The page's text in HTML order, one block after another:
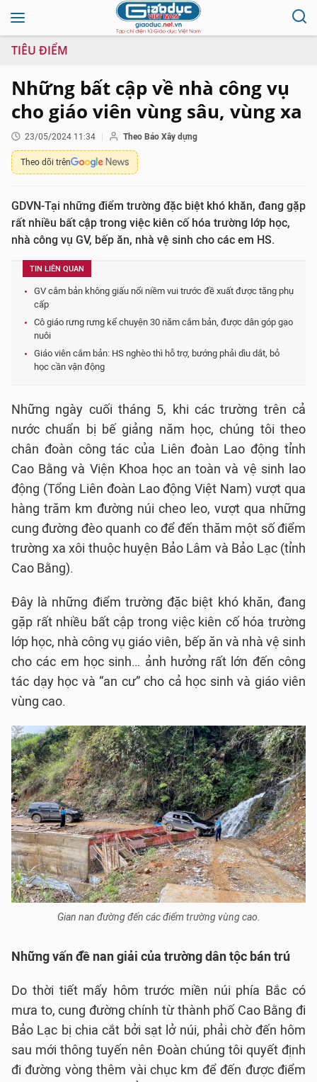
TIÊU ĐIỂM
Những bất cập về nhà công vụ
cho giáo viên vùng sâu, vùng xa
23/05/2024 11:34 Theo Báo Xây dựng
Theo dõi trên
GDVN-Tại những điểm trường đặc biệt khó khăn, đang gặp
rất nhiều bất cập trong việc kiên cố hóa trường lớp học,
nhà công vụ GV, bếp ăn, nhà vệ sinh cho các em HS.
TIN LIÊN QUAN
GV cắm bản không giấu nổi niềm vui trước đề xuất được tăng phụ
cấp
Cô giáo rưng rưng kể chuyện 30 năm cắm bản, được dân góp gạo
nuôi
Giáo viên cắm bản: HS nghèo thì hỗ trợ, bướng phải dìu dắt, bỏ
học cần vận động
Những ngày cuối tháng 5, khi các trường trên cả
nước chuẩn bị bế giảng năm học, chúng tôi theo
chân đoàn công tác của Liên đoàn Lao động tỉnh
Cao Bằng và Viện Khoa học an toàn và vệ sinh lao
động (Tổng Liên đoàn Lao động Việt Nam) vượt qua
hàng trăm km đường núi cheo leo, vượt qua những
cung đường đèo quanh co để đến thăm một số điểm
trường xa xôi thuộc huyện Bảo Lâm và Bảo Lạc (tỉnh
Cao Bằng).
Đây là những điểm trường đặc biệt khó khăn, đang
gặp rất nhiều bất cập trong việc kiên cố hóa trường
lớp học, nhà công vụ giáo viên, bếp ăn và nhà vệ sinh
cho các em học sinh… ảnh hưởng rất lớn đến công
tác dạy học và “an cư” cho cả học sinh và giáo viên
vùng cao.
Gian nan đường đến các điểm trường vùng cao.
Những vấn đề nan giải của trường dân tộc bán trú
Do thời tiết mấy hôm trước miền núi phía Bắc có
mưa to, cung đường chính từ thành phố Cao Bằng đi
Bảo Lạc bị chia cắt bởi sạt lở núi, phải chờ đến hôm
sau mới thông tuyến nên Đoàn chúng tôi quyết định
đi đường vòng thêm vài chục km để đến được điểm